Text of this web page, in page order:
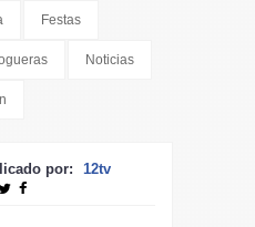
Festas
Noticias
por: 12tv